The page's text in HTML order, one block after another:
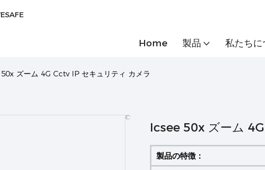
Home 製品 私たちに
ズーム 4G Cctv IP セキュリティ カメラ
Icsee 50x ズーム
製品の特徴：